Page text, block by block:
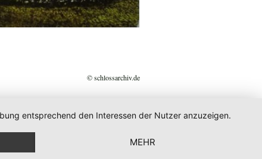
© schlossarchiv.de
entsprechend den Interessen der Nutzer anzuzeigen.
MEHR